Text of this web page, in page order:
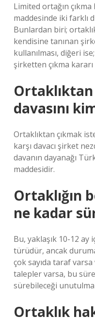
Limited ortağın çıkma
maddesinde iki farklı
Bunlardan biri;
kendisine tanınan
kullanılması, diğeri
şirketten çıkma kararı
Ortaklıktan
davasını
Ortaklıktan çıkmak
karşı davacı şirket
davanın dayanağı
maddesidir.
Ortaklığın
ne kadar
Bu, yaklaşık 10-12
türüdür, ancak
çok sayıda taraf
talepler varsa, bu
sürebileceği
Ortaklık